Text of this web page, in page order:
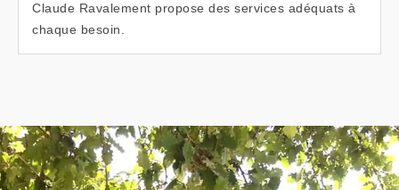
Claude Ravalement propose des services adéquats à
chaque besoin.